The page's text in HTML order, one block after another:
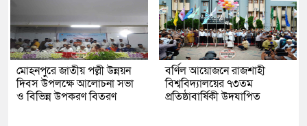
মোহনপুরে জাতীয় পল্লী উন্নয়ন
দিবস উপলক্ষে আলোচনা সভা
ও বিভিন্ন উপকরণ বিতরণ
বর্ণিল আয়োজনে রাজশাহী
বিশ্ববিদ্যালয়ের ৭৩তম
প্রতিষ্ঠাবার্ষিকী উদযাপিত